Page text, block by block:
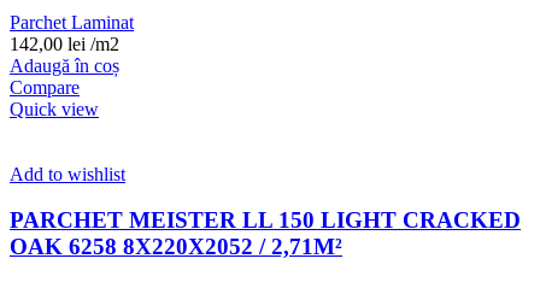
Parchet Laminat
142,00 lei /m2
Adaugă în coș
Compare
Quick view
Add to wishlist
PARCHET MEISTER LL 150 LIGHT CRACKED
OAK 6258 8X220X2052 / 2,71M²